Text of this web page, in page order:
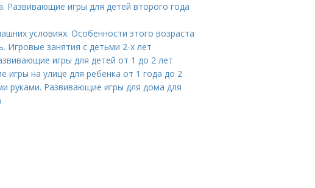
Развивающие игры для детей второго года
условиях. Особенности этого возраста
Игровые занятия с детьми 2-х лет
игры для детей от 1 до 2 лет
игры на улице для ребенка от 1 года до 2
руками. Развивающие игры для дома для